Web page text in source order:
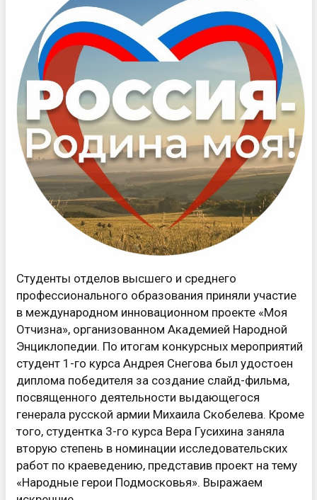
Студенты отделов высшего и среднего
профессионального образования приняли участие
в международном инновационном проекте «Моя
Отчизна», организованном Академией Народной
Энциклопедии. По итогам конкурсных мероприятий
студент 1-го курса Андрея Снегова был удостоен
диплома победителя за создание слайд-фильма,
посвященного деятельности выдающегося
генерала русской армии Михаила Скобелева. Кроме
того, студентка 3-го курса Вера Гусихина заняла
вторую степень в номинации исследовательских
работ по краеведению, представив проект на тему
«Народные герои Подмосковья». Выражаем